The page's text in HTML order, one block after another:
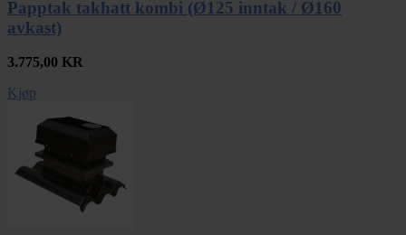
Papptak takhatt kombi (Ø125 inntak / Ø160
avkast)
3.775,00 KR
Kjøp